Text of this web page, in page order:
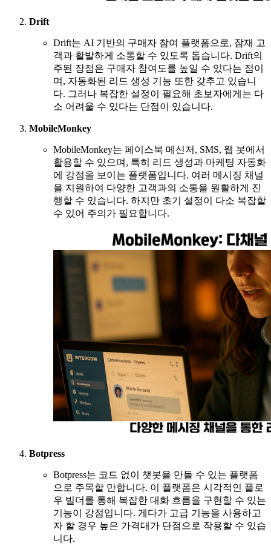
Drift
Drift는 AI 기반의 구매자 참여 플랫폼으로, 잠재 고
객과 활발하게 소통할 수 있도록 돕습니다. Drift의
주된 장점은 구매자 참여도를 높일 수 있다는 점이
며, 자동화된 리드 생성 기능 또한 갖추고 있습니
다. 그러나 복잡한 설정이 필요해 초보자에게는 다
소 어려울 수 있다는 단점이 있습니다.
MobileMonkey
MobileMonkey는 페이스북 메신저, SMS, 웹 봇에서
활용할 수 있으며, 특히 리드 생성과 마케팅 자동화
에 강점을 보이는 플랫폼입니다. 여러 메시징 채널
을 지원하여 다양한 고객과의 소통을 원활하게 진
행할 수 있습니다. 하지만 초기 설정이 다소 복잡할
수 있어 주의가 필요합니다.
Botpress
Botpress는 코드 없이 챗봇을 만들 수 있는 플랫폼
으로 주목할 만합니다. 이 플랫폼은 시각적인 플로
우 빌더를 통해 복잡한 대화 흐름을 구현할 수 있는
기능이 강점입니다. 게다가 고급 기능을 사용하고
자 할 경우 높은 가격대가 단점으로 작용할 수 있습
니다.